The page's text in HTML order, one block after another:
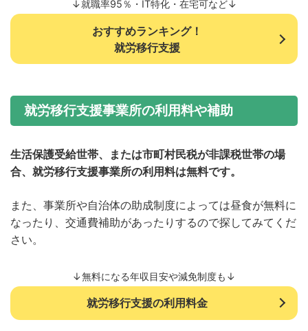
↓就職率95％・IT特化・在宅可など↓
おすすめランキング！
就労移行支援
就労移行支援事業所の利用料や補助
生活保護受給世帯、または市町村民税が非課税世帯の場
合、就労移行支援事業所の利用料は無料です。
また、事業所や自治体の助成制度によっては昼食が無料に
なったり、交通費補助があったりするので探してみてくだ
さい。
↓無料になる年収目安や減免制度も↓
就労移行支援の利用料金